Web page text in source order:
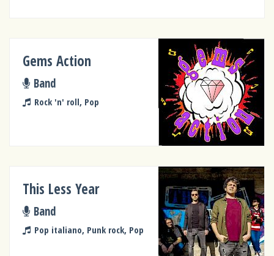
Gems Action
Band
Rock 'n' roll, Pop
This Less Year
Band
Pop italiano, Punk rock, Pop